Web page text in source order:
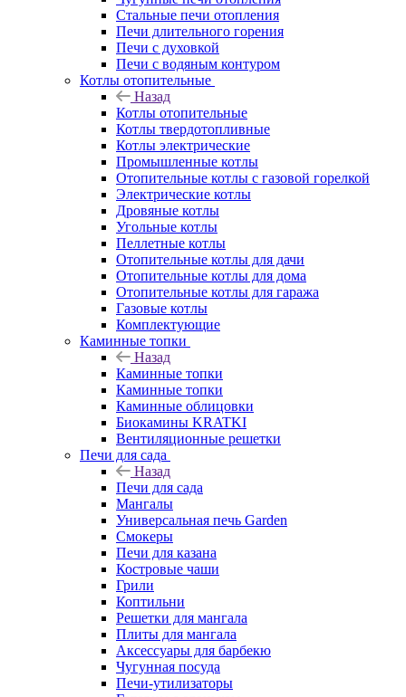
Стальные печи отопления
Печи длительного горения
Печи с духовкой
Печи с водяным контуром
Котлы отопительные
Назад
Котлы отопительные
Котлы твердотопливные
Котлы электрические
Промышленные котлы
Отопительные котлы с газовой горелкой
Электрические котлы
Дровяные котлы
Угольные котлы
Пеллетные котлы
Отопительные котлы для дачи
Отопительные котлы для дома
Отопительные котлы для гаража
Газовые котлы
Комплектующие
Каминные топки
Назад
Каминные топки
Каминные топки
Каминные облицовки
Биокамины KRATKI
Вентиляционные решетки
Печи для сада
Назад
Печи для сада
Мангалы
Универсальная печь Garden
Смокеры
Печи для казана
Костровые чаши
Грили
Коптильни
Решетки для мангала
Плиты для мангала
Аксессуары для барбекю
Чугунная посуда
Печи-утилизаторы